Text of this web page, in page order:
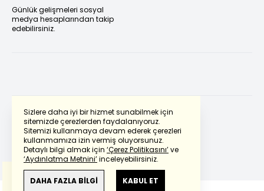
Sizlere daha iyi bir hizmet sunabilmek için
sitemizde çerezlerden faydalanıyoruz.
Sitemizi kullanmaya devam ederek çerezleri
kullanmamıza izin vermiş oluyorsunuz.
Detaylı bilgi almak için ‘Çerez Politikasını’ve
‘Aydınlatma Metnini’inceleyebilirsiniz.
DAHA FAZLA BİLGİ KABUL ET
Günlük gelişmeleri sosyal
medya hesaplarından takip
edebilirsiniz.
Powered by Translate
Bu çevirideGoogle Transletekullanılmıştır.
Anlam ve çeviri hatalarından
haberturk.com